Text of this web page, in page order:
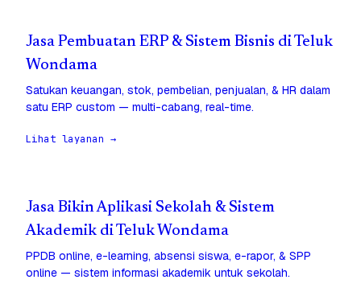
Jasa Pembuatan ERP & Sistem Bisnis di Teluk
Wondama
Satukan keuangan, stok, pembelian, penjualan, & HR dalam
satu ERP custom — multi-cabang, real-time.
Lihat layanan →
Jasa Bikin Aplikasi Sekolah & Sistem
Akademik di Teluk Wondama
PPDB online, e-learning, absensi siswa, e-rapor, & SPP
online — sistem informasi akademik untuk sekolah.